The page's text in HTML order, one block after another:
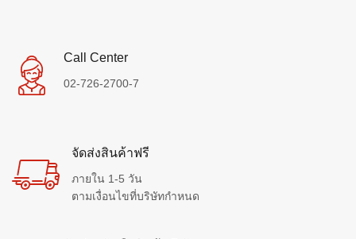
Call Center
02-726-2700-7
จัดส่งสินค้าฟรี
ภายใน 1-5 วัน
ตามเงื่อนไขที่บริษัทกำหนด